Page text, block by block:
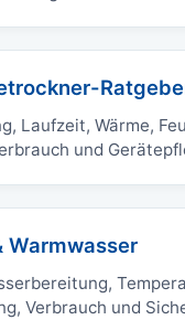
Laufzeit, Wärme,
und
Warmwasser
Verbrauch und